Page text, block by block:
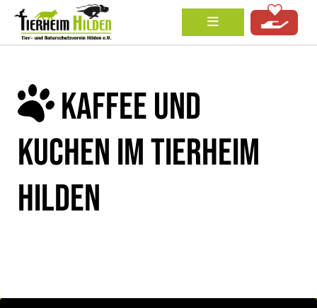
KAFFEE UND
KUCHEN IM TIERHEIM
HILDEN